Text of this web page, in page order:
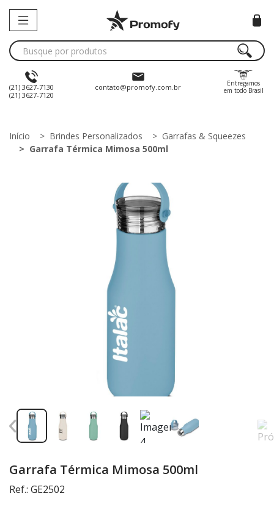
(21) 3627-7130
(21) 3627-7120
contato@promofy.com.br
Entregamos
em todo Brasil
Início Brindes Personalizados
Garrafas & Squeezes
Garrafa Térmica Mimosa 500ml
Garrafa Térmica Mimosa 500ml
Ref.: GE2502